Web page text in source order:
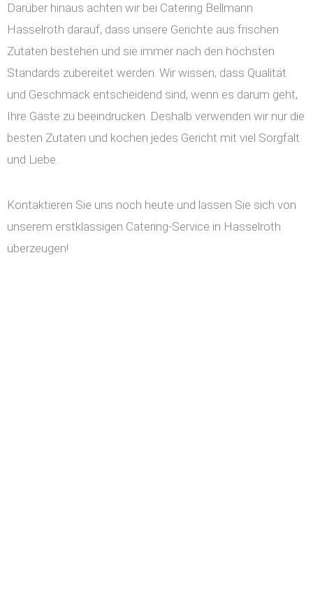
Darüber hinaus achten wir bei Catering Bellmann
Hasselroth darauf, dass unsere Gerichte aus frischen
Zutaten bestehen und sie immer nach den höchsten
Standards zubereitet werden. Wir wissen, dass Qualität
und Geschmack entscheidend sind, wenn es darum geht,
Ihre Gäste zu beeindrucken. Deshalb verwenden wir nur die
besten Zutaten und kochen jedes Gericht mit viel Sorgfalt
und Liebe.
Kontaktieren Sie uns noch heute und lassen Sie sich von
unserem erstklassigen Catering-Service in Hasselroth
überzeugen!